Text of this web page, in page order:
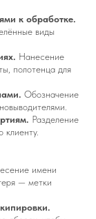
к обработке.
виды
Нанесение
полотенца для
Обозначение
Разделение
клиенту.
имени
— метки